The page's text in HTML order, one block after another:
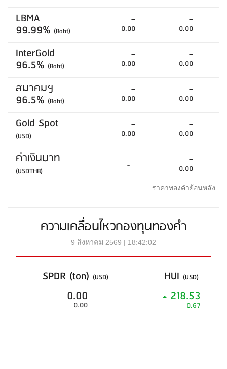
LBMA
99.99% (Baht)
-
0.00
-
0.00
InterGold
96.5% (Baht)
-
0.00
-
0.00
สมาคมฯ
96.5% (Baht)
-
0.00
-
0.00
Gold Spot
(USD)
-
0.00
-
0.00
ค่าเงินบาท
(USDTHB) - -
0.00
ราคาทองคำย้อนหลัง
ความเคลื่อนไหวกองทุนทองคำ
9 สิงหาคม 2569 | 18:42:02
SPDR (ton) (USD) HUI (USD)
0.00
0.00
218.53
0.67